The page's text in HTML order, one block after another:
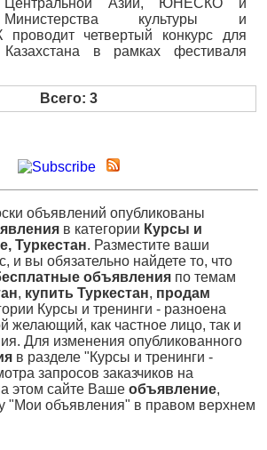
Центральной Азии, ЮНЕСКО и
Министерства культуры и
четвертый конкурс для
Казахстана в рамках фестиваля
Всего: 3
объявлений опубликованы
в категории Курсы и
Туркестан. Разместите ваши
и вы обязательно найдете то, что
объявления по темам
, купить Туркестан, продам
Курсы и тренинги - разноена
желающий, как частное лицо, так и
Для изменения опубликованного
в разделе "Курсы и тренинги -
запросов заказчиков на
этом сайте Ваше объявление,
"Мои объявления" в правом верхнем